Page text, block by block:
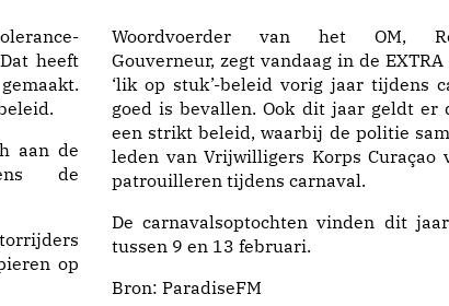
heeft
aan de
de
op
Woordvoerder van het OM,
Gouverneur, zegt vandaag in de
‘lik op stuk’-beleid vorig jaar tijdens
goed is bevallen. Ook dit jaar geldt er
een strikt beleid, waarbij de politie
leden van Vrijwilligers Korps Curaçao
patrouilleren tijdens carnaval.
De carnavalsoptochten vinden dit
tussen 9 en 13 februari.
Bron: ParadiseFM